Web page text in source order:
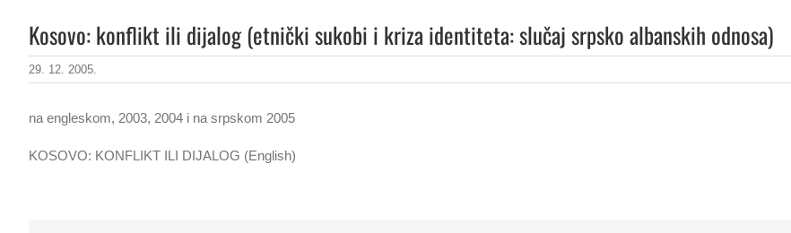
Kosovo: konflikt ili dijalog (etnički sukobi i kriza identiteta: slučaj srpsko albanskih odnosa)
29. 12. 2005.
na engleskom, 2003, 2004 i na srpskom 2005
KOSOVO: KONFLIKT ILI DIJALOG (English)